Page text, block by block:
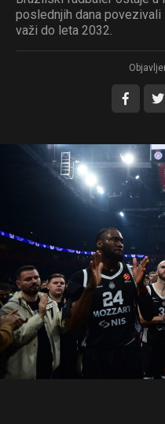
poslednjih dana povezivali
važi do leta 2032.